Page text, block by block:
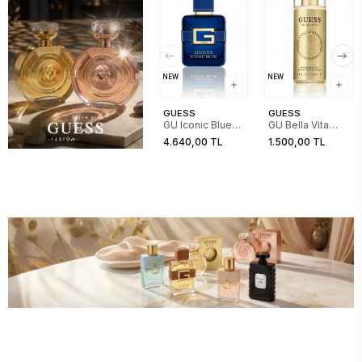
NEW
GUESS
GU Iconic Blue
EDP 100ML
4.640,00 TL
NEW
GUESS
GU Bella Vita
Women Frag
Mist 250 ML 25
1.500,00 TL